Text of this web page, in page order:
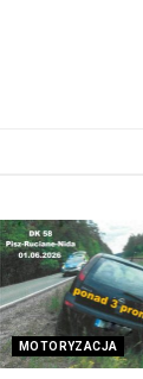
MOTORYZACJA